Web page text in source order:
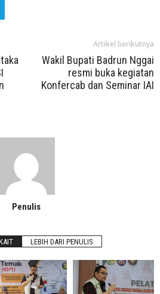
Artikel berikutnya
Wakil Bupati Badrun Nggai
resmi buka kegiatan
Konfercab dan Seminar IAI
Penulis
LEBIH DARI PENULIS